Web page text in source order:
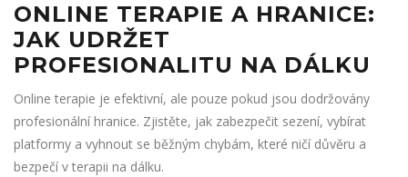
ONLINE TERAPIE A HRANICE:
JAK UDRŽET
PROFESIONALITU NA DÁLKU
Online terapie je efektivní, ale pouze pokud jsou dodržovány
profesionální hranice. Zjistěte, jak zabezpečit sezení, vybírat
platformy a vyhnout se běžným chybám, které ničí důvěru a
bezpečí v terapii na dálku.